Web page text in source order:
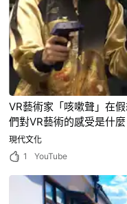
VR藝術家「咳嗽聲」在
們對VR藝術的感受是什麼
現代文化
1
YouTube